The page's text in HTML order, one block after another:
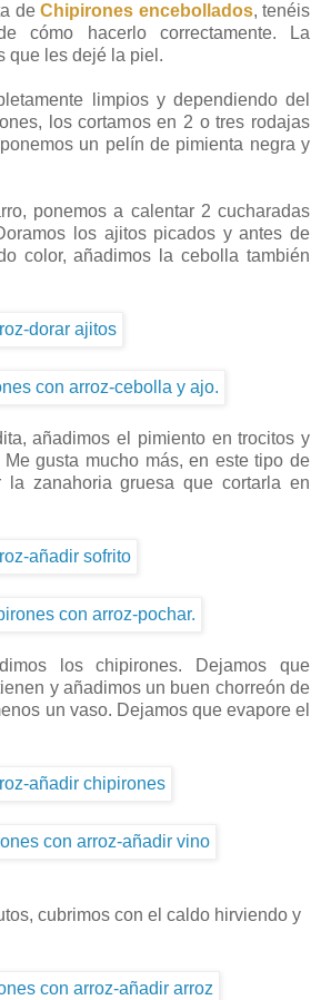
deChipirones encebollados, tenéis
cómo hacerlo correctamente. La
que les dejé la piel.
limpios y dependiendo del
los cortamos en 2 o tres rodajas
un pelín de pimienta negra y
ponemos a calentar 2 cucharadas
los ajitos picados y antes de
color, añadimos la cebolla también
añadimos el pimiento en trocitos y
Me gusta mucho más, en este tipo de
la zanahoria gruesa que cortarla en
los chipirones. Dejamos que
y añadimos un buen chorreón de
un vaso. Dejamos que evapore el
cubrimos con el caldo hirviendo y